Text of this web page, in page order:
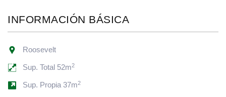
INFORMACIÓN BÁSICA
Roosevelt
Sup. Total 52m2
Sup. Propia 37m2